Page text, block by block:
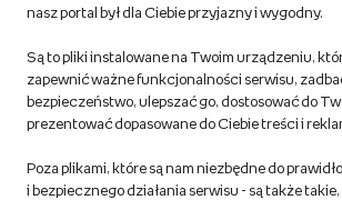
Reklamacje
Regulamin empik.com
Pozostałe Regulaminy Empiku
Polityka prywatności empik.com
korzystaj z kodów zniżkowych.
nasz portal był dla Ciebie przyjazny i wygodny.
Są to pliki instalowane na Twoim urządzeniu,
zapewnić ważne funkcjonalności serwisu,
bezpieczeństwo, ulepszać go, dostosować do
prezentować dopasowane do Ciebie treści i
Poza plikami, które są nam niezbędne do
i bezpiecznego działania serwisu - są także